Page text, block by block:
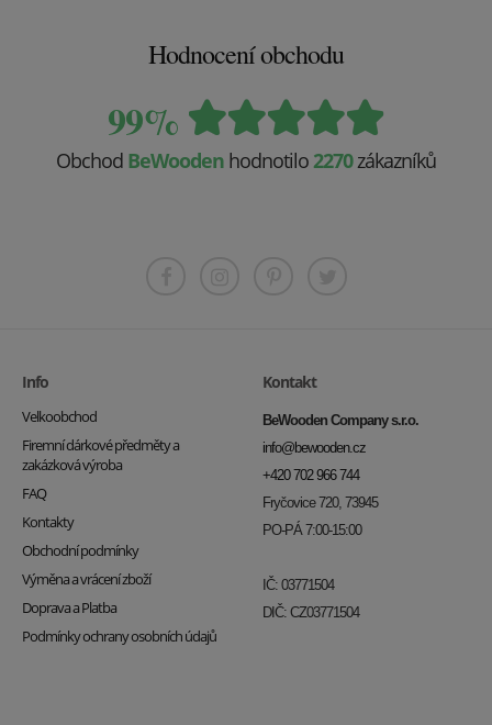
Hodnocení obchodu
99%
Obchod BeWooden hodnotilo 2270zákazníků
Info
Velkoobchod
Firemní dárkové předměty a
zakázková výroba
FAQ
Kontakty
Obchodní podmínky
Výměna a vrácení zboží
Doprava a Platba
Podmínky ochrany osobních údajů
Kontakt
BeWooden Company s.r.o.
info@bewooden.cz
+420 702 966 744
Fryčovice 720, 73945
PO-PÁ 7:00-15:00
IČ: 03771504
DIČ: CZ03771504